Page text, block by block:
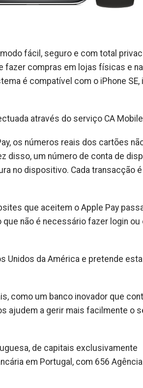
fácil, seguro e com total
fazer compras em lojas físicas e na
é compatível com o iPhone SE,
através do serviço CA
os números reais dos cartões
disso, um número de conta de
no dispositivo. Cada transacção é
que aceitem o Apple Pay
não é necessário fazer login ou
Unidos da América e pretende
como um banco inovador que
ajudem a gerir mais facilmente o
de capitais exclusivamente
em Portugal, com 656